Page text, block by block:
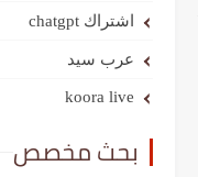
اشتراك chatgpt
عرب سيد
koora live
بحث مخصص